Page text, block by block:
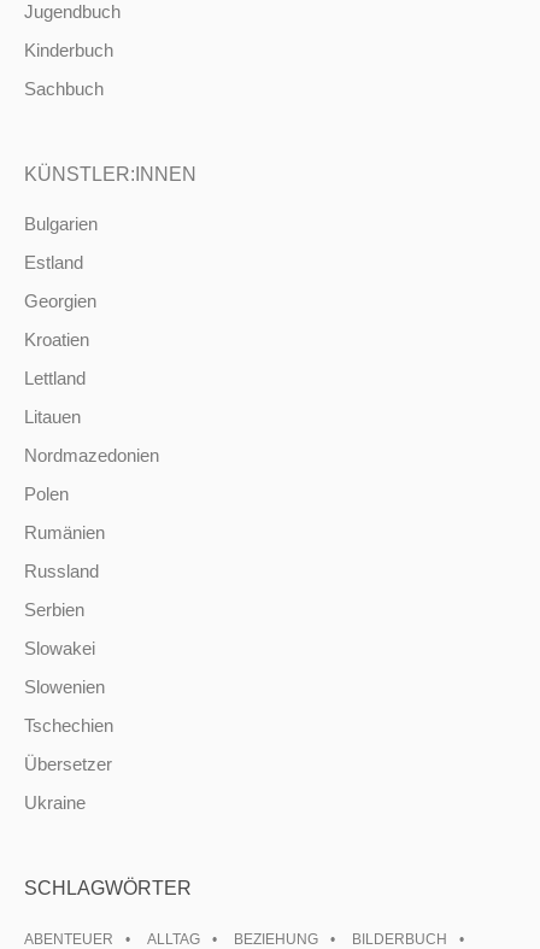
Jugendbuch
Kinderbuch
Sachbuch
KÜNSTLER:INNEN
Bulgarien
Estland
Georgien
Kroatien
Lettland
Litauen
Nordmazedonien
Polen
Rumänien
Russland
Serbien
Slowakei
Slowenien
Tschechien
Übersetzer
Ukraine
SCHLAGWÖRTER
ABENTEUER ALLTAG BEZIEHUNG
BILDERBUCH